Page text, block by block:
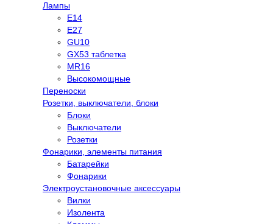
Лампы
E14
E27
GU10
GX53 таблетка
MR16
Высокомощные
Переноски
Розетки, выключатели, блоки
Блоки
Выключатели
Розетки
Фонарики, элементы питания
Батарейки
Фонарики
Электроустановочные аксессуары
Вилки
Изолента